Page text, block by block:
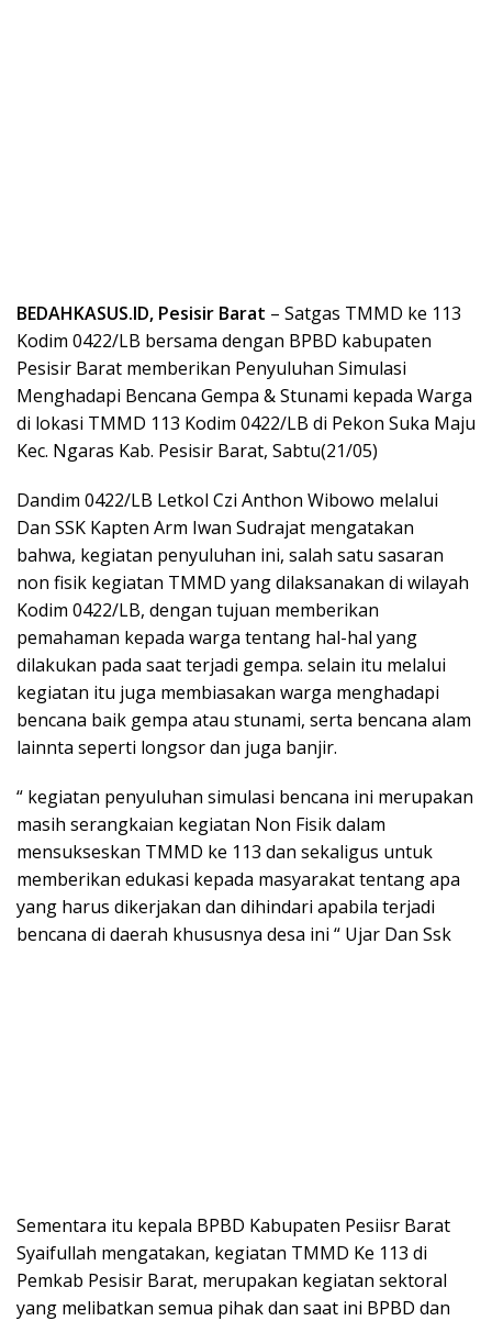
BEDAHKASUS.ID, Pesisir Barat – Satgas TMMD ke 113
Kodim 0422/LB bersama dengan BPBD kabupaten
Pesisir Barat memberikan Penyuluhan Simulasi
Menghadapi Bencana Gempa & Stunami kepada Warga
di lokasi TMMD 113 Kodim 0422/LB di Pekon Suka Maju
Kec. Ngaras Kab. Pesisir Barat, Sabtu(21/05)
Dandim 0422/LB Letkol Czi Anthon Wibowo melalui
Dan SSK Kapten Arm Iwan Sudrajat mengatakan
bahwa, kegiatan penyuluhan ini, salah satu sasaran
non fisik kegiatan TMMD yang dilaksanakan di wilayah
Kodim 0422/LB, dengan tujuan memberikan
pemahaman kepada warga tentang hal-hal yang
dilakukan pada saat terjadi gempa. selain itu melalui
kegiatan itu juga membiasakan warga menghadapi
bencana baik gempa atau stunami, serta bencana alam
lainnta seperti longsor dan juga banjir.
“ kegiatan penyuluhan simulasi bencana ini merupakan
masih serangkaian kegiatan Non Fisik dalam
mensukseskan TMMD ke 113 dan sekaligus untuk
memberikan edukasi kepada masyarakat tentang apa
yang harus dikerjakan dan dihindari apabila terjadi
bencana di daerah khususnya desa ini “ Ujar Dan Ssk
Sementara itu kepala BPBD Kabupaten Pesiisr Barat
Syaifullah mengatakan, kegiatan TMMD Ke 113 di
Pemkab Pesisir Barat, merupakan kegiatan sektoral
yang melibatkan semua pihak dan saat ini BPBD dan